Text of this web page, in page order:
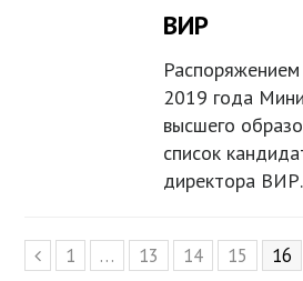
ВИР
2019 года
высшего
список
директора
Предыдущий
Page
1 … Page
13 Page
14 Page
15 Page
16